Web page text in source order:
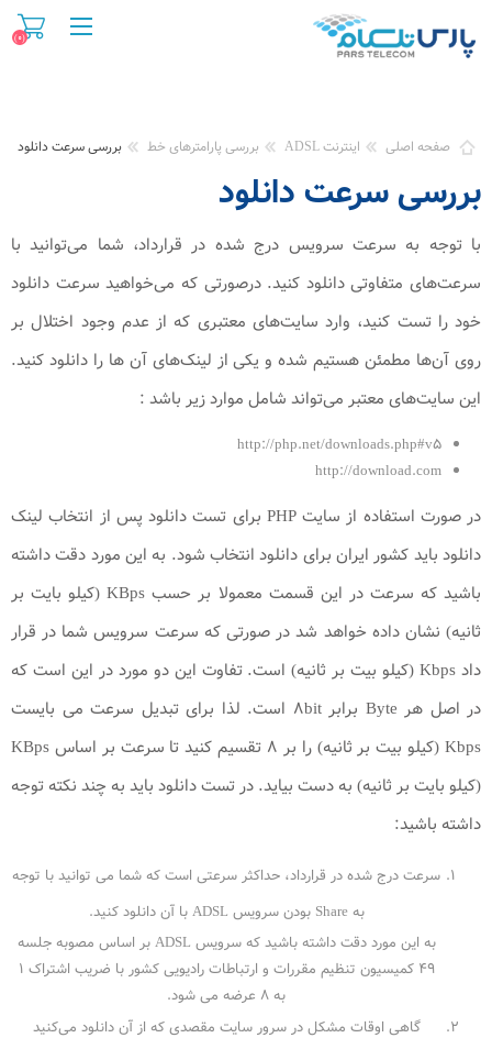
(۰)
صفحه اصلی اینترنت ADSL بررسی پارامترهای خط بررسی سرعت دانلود
بررسی سرعت دانلود
با توجه به سرعت سرویس درج شده در قرارداد، شما می‌توانید با
سرعت‌های متفاوتی دانلود کنید. درصورتی که می‌خواهید سرعت دانلود
خود را تست کنید، وارد سایت‌های معتبری که از عدم وجود اختلال بر
روی آن‌ها مطمئن هستیم شده و یکی از لینک‌های آن ها را دانلود کنید.
این سایت‌های معتبر می‌تواند شامل موارد زیر باشد :
http://php.net/downloads.php#v۵
http://download.com
در صورت استفاده از سایت PHP برای تست دانلود پس از انتخاب لینک
دانلود باید کشور ایران برای دانلود انتخاب شود. به این مورد دقت داشته
باشید که سرعت در این قسمت معمولا بر حسب KBps (کیلو بایت بر
ثانیه) نشان داده خواهد شد در صورتی که سرعت سرویس شما در قرار
داد Kbps (کیلو بیت بر ثانیه) است. تفاوت این دو مورد در این است که
در اصل هر Byte برابر ۸bit است. لذا برای تبدیل سرعت می بایست
Kbps (کیلو بیت بر ثانیه) را بر ۸ تقسیم کنید تا سرعت بر اساس KBps
(کیلو بایت بر ثانیه) به دست بیاید. در تست دانلود باید به چند نکته توجه
داشته باشید:
سرعت درج شده در قرارداد، حداکثر سرعتی است که شما می توانید با توجه
به Share بودن سرویس ADSL با آن دانلود کنید.
به این مورد دقت داشته باشید که سرویس ADSL بر اساس مصوبه جلسه
۴۹ کمیسیون تنظیم مقررات و ارتباطات رادیویی کشور با ضریب اشتراک ۱
به ۸ عرضه می شود.
گاهی اوقات مشکل در سرور سایت مقصدی که از آن دانلود می‌کنید